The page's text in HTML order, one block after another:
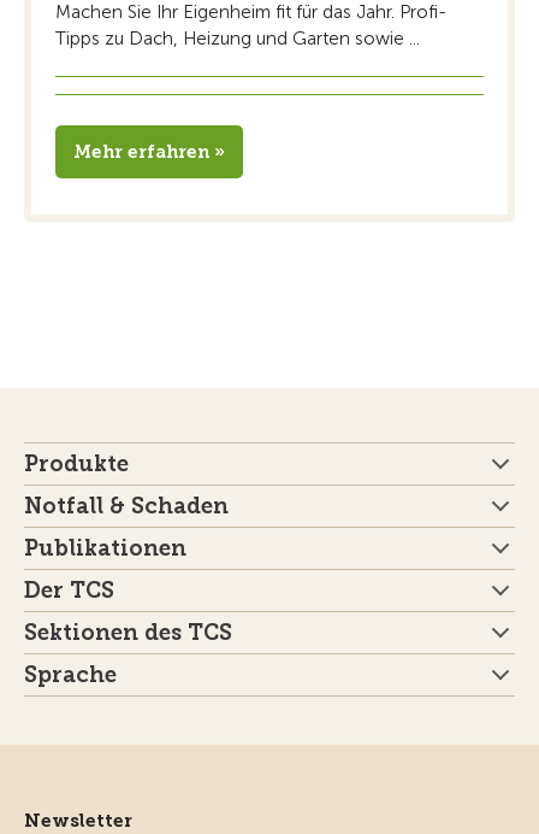
Machen Sie Ihr Eigenheim fit für das Jahr. Profi-
Tipps zu Dach, Heizung und Garten sowie ...
Mehr erfahren »
Produkte
Notfall & Schaden
Publikationen
Der TCS
Sektionen des TCS
Sprache
Newsletter